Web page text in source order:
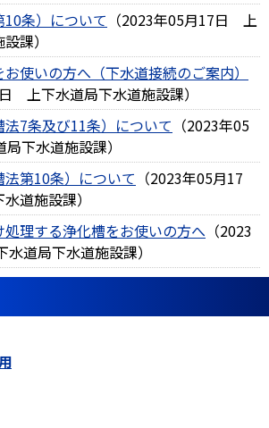
条）について （2023年05月17日
上
設課）
使いの方へ（下水道接続のご案内）
上下水道局下水道施設課）
7条及び11条）について （2023年05
局下水道施設課）
第10条）について （2023年05月17
道施設課）
処理する浄化槽をお使いの方へ （2023
水道局下水道施設課）